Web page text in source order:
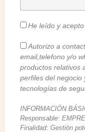
He leído y
Autorizo a
email,telefono y/o
productos relativos
perfiles del negocio
tecnologías de
INFORMACIÓN
Responsable:
Finalidad: Gestión